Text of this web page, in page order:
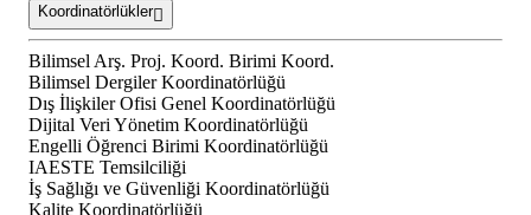
Koordinatörlükler
Bilimsel Arş. Proj. Koord. Birimi Koord.
Bilimsel Dergiler Koordinatörlüğü
Dış İlişkiler Ofisi Genel Koordinatörlüğü
Dijital Veri Yönetim Koordinatörlüğü
Engelli Öğrenci Birimi Koordinatörlüğü
IAESTE Temsilciliği
İş Sağlığı ve Güvenliği Koordinatörlüğü
Kalite Koordinatörlüğü